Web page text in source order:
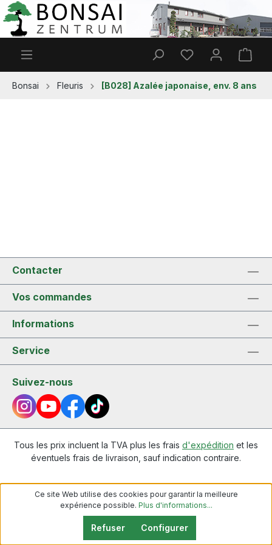
Passer au contenu principal
Vous avez 0 Le
Bonsai Fleuris [B028] Azalée japonaise, env. 8 ans
Contacter
Vos commandes
Informations
Service
Suivez-nous
Tous les prix incluent la TVA plus les frais d'expédition et les
éventuels frais de livraison, sauf indication contraire.
Ce site Web utilise des cookies pour garantir la meilleure
expérience possible. Plus d'informations...
Refuser Configurer